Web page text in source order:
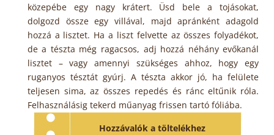
közepébe egy nagy krátert. Üsd bele a tojásokat,
dolgozd össze egy villával, majd apránként adagold
hozzá a lisztet. Ha a liszt felvette az összes folyadékot,
de a tészta még ragacsos, adj hozzá néhány evőkanál
lisztet – vagy amennyi szükséges ahhoz, hogy egy
ruganyos tésztát gyúrj. A tészta akkor jó, ha felülete
teljesen sima, az összes repedés és ránc eltűnik róla.
Felhasználásig tekerd műanyag frissen tartó fóliába.
Hozzávalók a töltelékhez